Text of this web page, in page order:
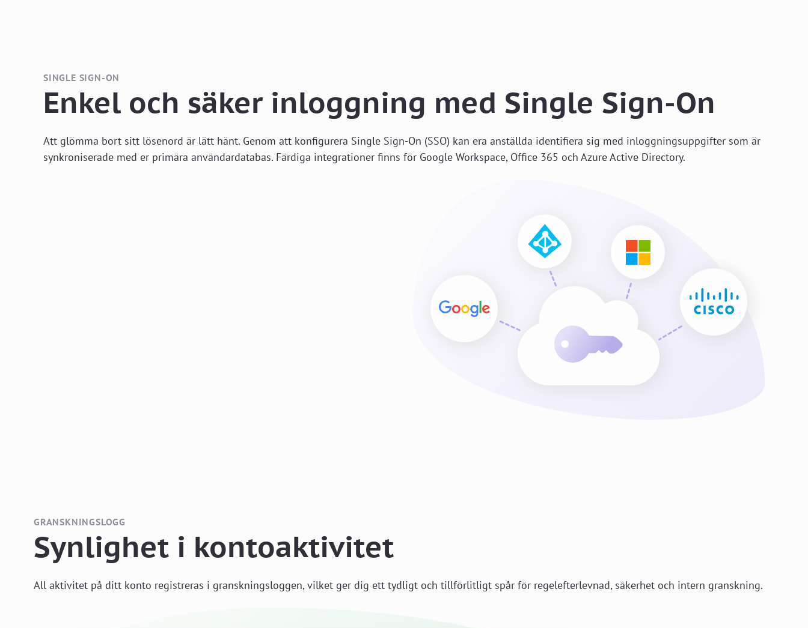
SINGLE SIGN-ON
Enkel och säker inloggning med Single Sign-On
Att glömma bort sitt lösenord är lätt hänt. Genom att konfigurera Single Sign-On (SSO) kan era anställda identifiera sig med inloggningsuppgifter som är
synkroniserade med er primära användardatabas. Färdiga integrationer finns för Google Workspace, Office 365 och Azure Active Directory.
GRANSKNINGSLOGG
Synlighet i kontoaktivitet
All aktivitet på ditt konto registreras i granskningsloggen, vilket ger dig ett tydligt och tillförlitligt spår för regelefterlevnad, säkerhet och intern granskning.